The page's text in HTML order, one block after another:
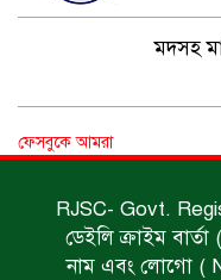
মদসহ
অভিমান
ফেসবুকে আমরা
RJSC- Govt.
ডেইলি ক্রাইম
নাম এবং লোগো (